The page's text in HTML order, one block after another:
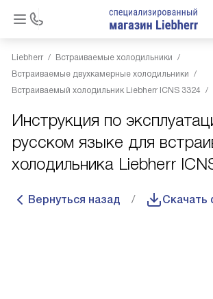
Liebherr
Встраиваемые холодильники
Встраиваемые двухкамерные холодильники
Встраиваемый холодильник Liebherr ICNS 3324
Инструкция по
русском языке для
холодильника Liebherr
Вернуться назад Скачать